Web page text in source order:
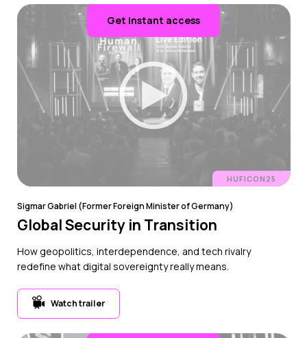
HUFICON25
Sigmar Gabriel (Former Foreign Minister of Germany)
Global Security in Transition
How geopolitics, interdependence, and tech rivalry
redefine what digital sovereignty really means.
Get instant access
Watch trailer